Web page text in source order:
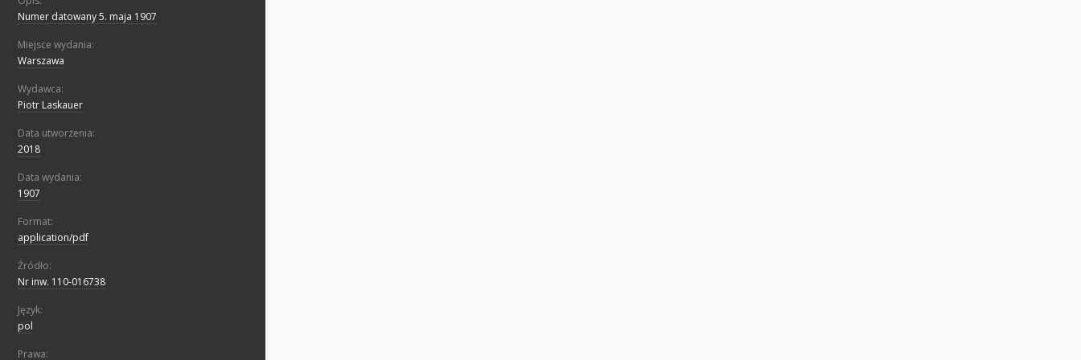
Numer datowany 5. maja 1907
Miejsce wydania:
Warszawa
Wydawca:
Piotr Laskauer
Data utworzenia:
2018
Data wydania:
1907
Format:
application/pdf
Źródło:
Nr inw. 110-016738
Język:
pol
Prawa: